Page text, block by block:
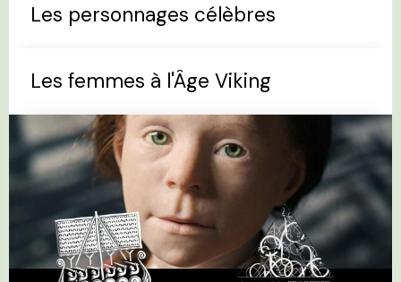
Les personnages célèbres
Les femmes à l'Âge Viking